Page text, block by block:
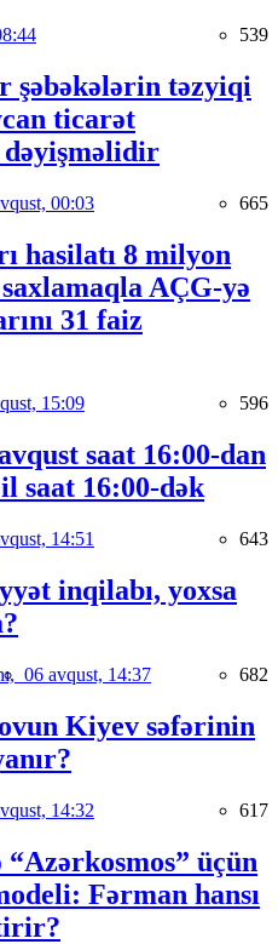
539
şəbəkələrin təzyiqi
ticarət
dəyişməlidir
00:03 665
hasilatı 8 milyon
AÇG-yə
31 faiz
15:09 596
saat 16:00-dan
saat 16:00-dək
14:51 643
inqilabı, yoxsa
06 avqust, 14:37 682
Kiyev səfərinin
14:32 617
üçün
Fərman hansı